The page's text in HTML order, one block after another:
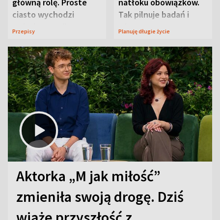
ciasto wychodzi
wyjątkowo wilgotne
Przepisy
Tak pilnuje badań i
wizyt
Planuję długie życie
Aktorka „M jak miłość”
zmieniła swoją drogę. Dziś